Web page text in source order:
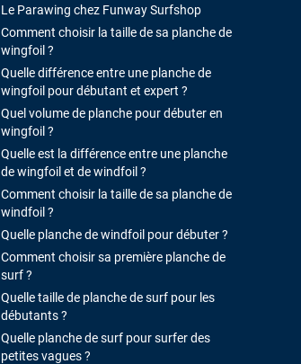
Le Parawing chez Funway Surfshop
Comment choisir la taille de sa planche de
wingfoil ?
Quelle différence entre une planche de
wingfoil pour débutant et expert ?
Quel volume de planche pour débuter en
wingfoil ?
Quelle est la différence entre une planche
de wingfoil et de windfoil ?
Comment choisir la taille de sa planche de
windfoil ?
Quelle planche de windfoil pour débuter ?
Comment choisir sa première planche de
surf ?
Quelle taille de planche de surf pour les
débutants ?
Quelle planche de surf pour surfer des
petites vagues ?